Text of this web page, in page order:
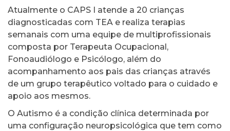
Atualmente o CAPS I atende a 20 crianças
diagnosticadas com TEA e realiza terapias
semanais com uma equipe de multiprofissionais
composta por Terapeuta Ocupacional,
Fonoaudiólogo e Psicólogo, além do
acompanhamento aos pais das crianças através
de um grupo terapêutico voltado para o cuidado e
apoio aos mesmos.
O Autismo é a condição clínica determinada por
uma configuração neuropsicológica que tem como